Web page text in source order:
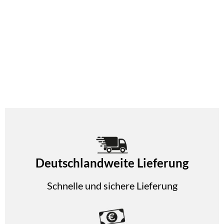
Deutschlandweite Lieferung
Schnelle und sichere Lieferung